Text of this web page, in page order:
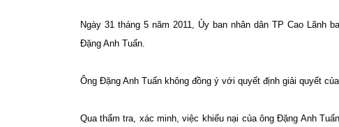
Ngày 31 tháng 5 năm 2011, Ủy ban nhân dân TP Cao Lãnh
Đặng Anh Tuấn.
Ông Đặng Anh Tuấn không đồng ý với quyết định giải quyết
Qua thẩm tra, xác minh, việc khiếu nại của ông Đặng Anh